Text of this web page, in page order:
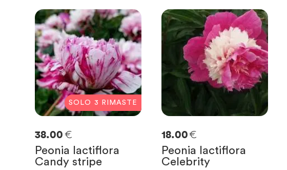
SOLO 3 RIMASTE
38.00 €
Peonia lactiflora
Candy stripe
18.00€
Peonia lactiflora
Celebrity